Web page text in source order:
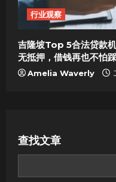
行业观察
吉隆坡Top 5合法贷款
无抵押，借钱再也不怕
Amelia Waverly
查找文章